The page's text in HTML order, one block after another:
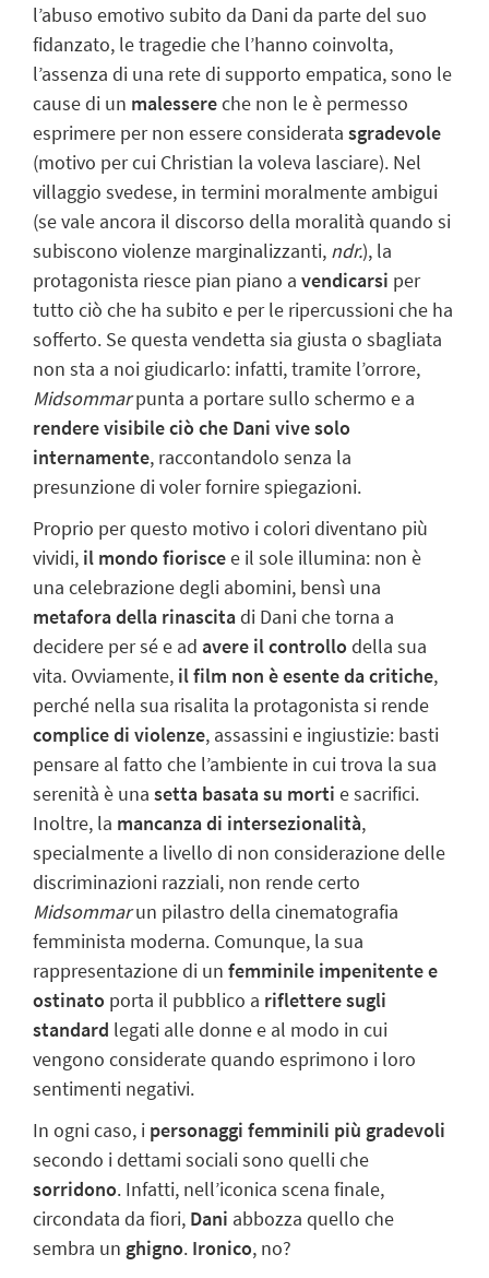
l’abuso emotivo subito da Dani da parte del suo
fidanzato, le tragedie che l’hanno coinvolta,
l’assenza di una rete di supporto empatica, sono le
cause di un malessereche non le è permesso
esprimere per non essere considerata sgradevole
(motivo per cui Christian la voleva lasciare). Nel
villaggio svedese, in termini moralmente ambigui
(se vale ancora il discorso della moralità quando si
subiscono violenze marginalizzanti, ndr.), la
protagonista riesce pian piano a vendicarsi per
tutto ciò che ha subito e per le ripercussioni che ha
sofferto. Se questa vendetta sia giusta o sbagliata
non sta a noi giudicarlo: infatti, tramite l’orrore,
Midsommarpunta a portare sullo schermo e a
rendere visibile ciò che Dani vive solo
internamente, raccontandolo senza la
presunzione di voler fornire spiegazioni.
Proprio per questo motivo i colori diventano più
vividi, il mondo fioriscee il sole illumina: non è
una celebrazione degli abomini, bensì una
metafora della rinascitadi Dani che torna a
decidere per sé e ad avere il controllodella sua
vita. Ovviamente, il film non è esente da critiche,
perché nella sua risalita la protagonista si rende
complice di violenze, assassini e ingiustizie: basti
pensare al fatto che l’ambiente in cui trova la sua
serenità è una setta basata su morti e sacrifici.
Inoltre, la mancanza di intersezionalità,
specialmente a livello di non considerazione delle
discriminazioni razziali, non rende certo
Midsommarun pilastro della cinematografia
femminista moderna. Comunque, la sua
rappresentazione di un femminile impenitente e
ostinato porta il pubblico a riflettere sugli
standard legati alle donne e al modo in cui
vengono considerate quando esprimono i loro
sentimenti negativi.
In ogni caso, i personaggi femminili più gradevoli
secondo i dettami sociali sono quelli che
sorridono. Infatti, nell’iconica scena finale,
circondata da fiori, Dani abbozza quello che
sembra un ghigno. Ironico, no?